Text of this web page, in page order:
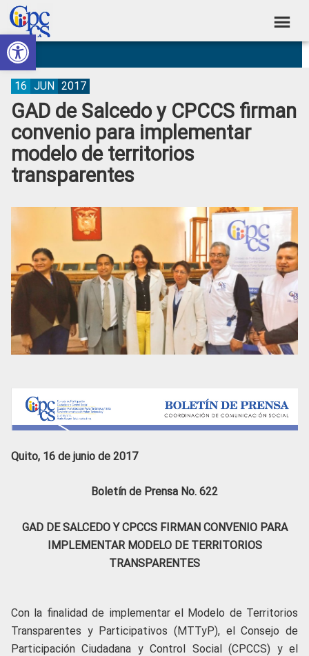
Abrir barra de herramientas
Skip
to
primary
navigation
Skip
to
main
content
Skip
to
primary
sidebar
Skip
to
footer
Consejo
de
Participación
Ciudadana
Control
Social
Construyendo
Poder
Ciudadano
GAD de Salcedo y CPCCS firman
convenio para implementar
modelo de territorios
transparentes
16 JUN 2017
Quito, 16 de junio de 2017
Boletín de Prensa No. 622
GAD DE SALCEDO Y CPCCS FIRMAN CONVENIO PARA
IMPLEMENTAR MODELO DE TERRITORIOS
TRANSPARENTES
Con la finalidad de implementar el Modelo de Territorios
Transparentes y Participativos (MTTyP), el Consejo de
Participación Ciudadana y Control Social (CPCCS) y el